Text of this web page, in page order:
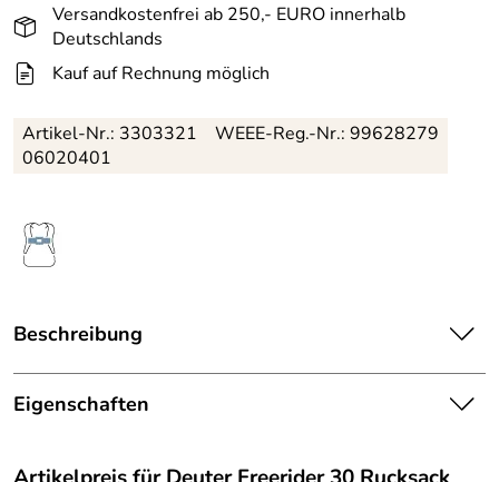
Versandkostenfrei ab 250,- EURO innerhalb
Deutschlands
Kauf auf Rechnung möglich
Artikel-Nr.: 3303321
06020401
WEEE-Reg.-Nr.: 99628279
Beschreibung
Mit praktischer sowie umfangreicher Ausstattung und in
schöner Farbauswahl, der Deuter Freerider 30 Rucksack.
dem separaten und schnell zugänglichen Sicherheitsfach
Eigenschaften